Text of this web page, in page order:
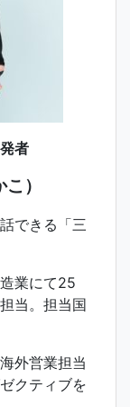
者
）
できる「三
業にて25
当。担当国
外営業担当
クティブを